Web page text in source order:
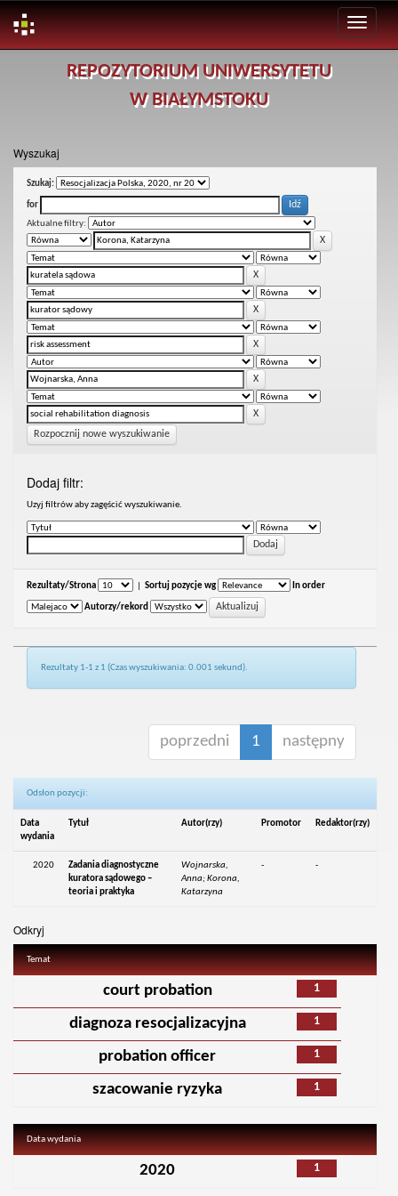
REPOZYTORIUM UNIWERSYTETU
W BIAŁYMSTOKU
Wyszukaj
Szukaj:
for
Aktualne filtry:
Rozpocznij nowe wyszukiwanie
Dodaj filtr:
Uzyj filtrów aby zagęścić wyszukiwanie.
Rezultaty/Strona Sortuj pozycje wg In order
Autorzy/rekord
Rezultaty 1-1 z 1 (Czas wyszukiwania: 0.001 sekund).
poprzedni 1 następny
Odsłon pozycji:
Data
wydania
Tytuł Autor(rzy) Promotor Redaktor(rzy)
2020
Zadania diagnostyczne
kuratora sądowego –
teoria i praktyka
Wojnarska,
Anna; Korona,
Katarzyna
- -
Odkryj
Temat
1
court probation
1
diagnoza resocjalizacyjna
1
probation officer
1
szacowanie ryzyka
Data wydania
1
2020